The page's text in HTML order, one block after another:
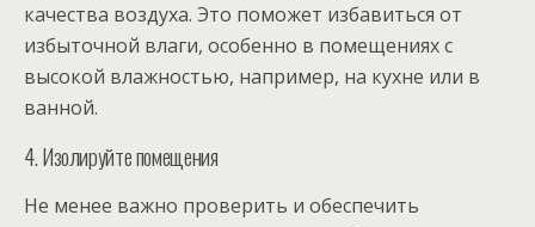
качества воздуха. Это поможет избавиться от
избыточной влаги, особенно в помещениях с
высокой влажностью, например, на кухне или в
ванной.
4. Изолируйте помещения
Не менее важно проверить и обеспечить